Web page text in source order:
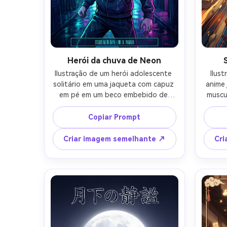
Herói da chuva de Neon
Ilustração de um herói adolescente
solitário em uma jaqueta com capuz
em pé em um beco embebido de
neon sob chuva forte, poças
reflexivas, sinais de kanji brilhantes,
olhos determinados intensos,
retroiluminação cinematográfica, luz
de borda forte, linha limpa e
sombreamento cel, grão sutil de
meio tom, composição diagonal
negrito no topo, pequena tira de
crédito na parte inferior, paleta azul
e magenta de alto contraste,
qualidade de obra-prima, lente de
Copiar Prompt
Criar imagem semelhante ↗
de
fundo